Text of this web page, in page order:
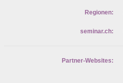
Regionen:
seminar.ch:
Partner-Websites: